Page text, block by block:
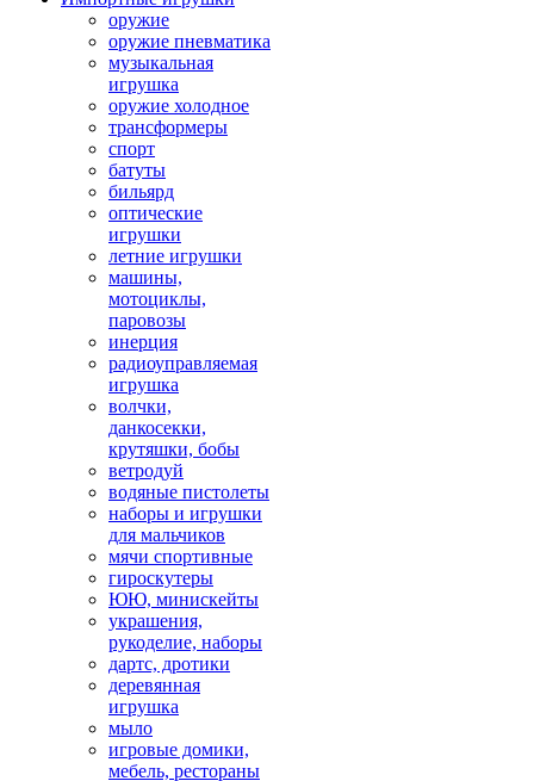
оружие
оружие пневматика
музыкальная
игрушка
оружие холодное
трансформеры
спорт
батуты
бильярд
оптические
игрушки
летние игрушки
машины,
мотоциклы,
паровозы
инерция
радиоуправляемая
игрушка
волчки,
данкосекки,
крутяшки, бобы
ветродуй
водяные пистолеты
наборы и игрушки
для мальчиков
мячи спортивные
гироскутеры
ЮЮ, минискейты
украшения,
рукоделие, наборы
дартс, дротики
деревянная
игрушка
мыло
игровые домики,
мебель, рестораны